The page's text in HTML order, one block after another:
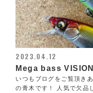
2023.04.12
Mega bass
いつもブログをご覧頂き
の青木です！ 人気で欠品